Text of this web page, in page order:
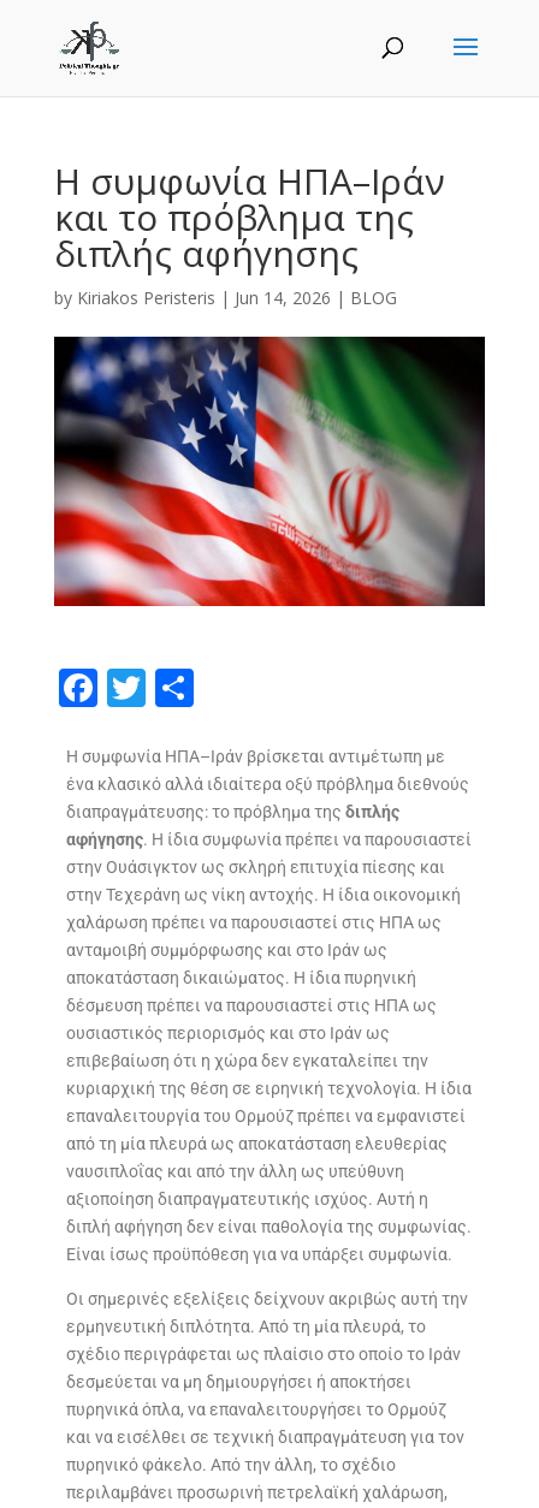
Η συμφωνία ΗΠΑ–Ιράν
και το πρόβλημα της
διπλής αφήγησης
by Kiriakos Peristeris | Jun 14, 2026 | BLOG
F
e
b
o
o
k
T
itt
er
S
ar
e
Η συμφωνία ΗΠΑ–Ιράν βρίσκεται αντιμέτωπη με
ένα κλασικό αλλά ιδιαίτερα οξύ πρόβλημα διεθνούς
διαπραγμάτευσης: το πρόβλημα της διπλής
αφήγησης. Η ίδια συμφωνία πρέπει να παρουσιαστεί
στην Ουάσιγκτον ως σκληρή επιτυχία πίεσης και
στην Τεχεράνη ως νίκη αντοχής. Η ίδια οικονομική
χαλάρωση πρέπει να παρουσιαστεί στις ΗΠΑ ως
ανταμοιβή συμμόρφωσης και στο Ιράν ως
αποκατάσταση δικαιώματος. Η ίδια πυρηνική
δέσμευση πρέπει να παρουσιαστεί στις ΗΠΑ ως
ουσιαστικός περιορισμός και στο Ιράν ως
επιβεβαίωση ότι η χώρα δεν εγκαταλείπει την
κυριαρχική της θέση σε ειρηνική τεχνολογία. Η ίδια
επαναλειτουργία του Ορμούζ πρέπει να εμφανιστεί
από τη μία πλευρά ως αποκατάσταση ελευθερίας
ναυσιπλοΐας και από την άλλη ως υπεύθυνη
αξιοποίηση διαπραγματευτικής ισχύος. Αυτή η
διπλή αφήγηση δεν είναι παθολογία της συμφωνίας.
Είναι ίσως προϋπόθεση για να υπάρξει συμφωνία.
Οι σημερινές εξελίξεις δείχνουν ακριβώς αυτή την
ερμηνευτική διπλότητα. Από τη μία πλευρά, το
σχέδιο περιγράφεται ως πλαίσιο στο οποίο το Ιράν
δεσμεύεται να μη δημιουργήσει ή αποκτήσει
πυρηνικά όπλα, να επαναλειτουργήσει το Ορμούζ
και να εισέλθει σε τεχνική διαπραγμάτευση για τον
πυρηνικό φάκελο. Από την άλλη, το σχέδιο
περιλαμβάνει προσωρινή πετρελαϊκή χαλάρωση,